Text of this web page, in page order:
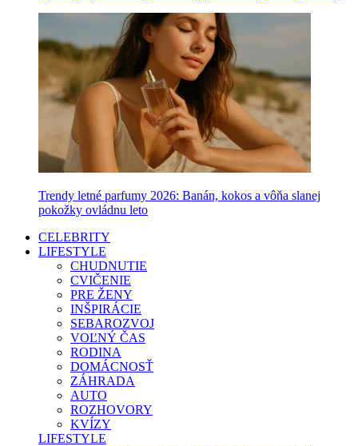
Trendy letné parfumy 2026: Banán, kokos a vôňa slanej
pokožky ovládnu leto
CELEBRITY
LIFESTYLE
CHUDNUTIE
CVIČENIE
PRE ŽENY
INŠPIRÁCIE
SEBAROZVOJ
VOĽNÝ ČAS
RODINA
DOMÁCNOSŤ
ZÁHRADA
AUTO
ROZHOVORY
KVÍZY
LIFESTYLE